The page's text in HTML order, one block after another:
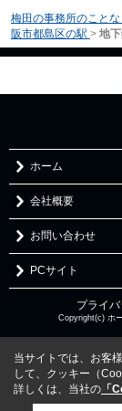
梅田の事務所のこと
阪市都島区の駅 > 地
ホーム
会社概要
お問い合わせ
PCサイト
プライ
Copyright(c) ホ
当サイトでは、お客
して、クッキー（
詳しくは、当社の 「